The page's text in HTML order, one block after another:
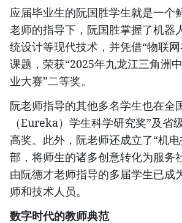
应届毕业生的阮国胜学生就是一个
老师的指导下，阮国胜掌握了机器
统设计等现代技术，并凭借“物联
课题，荣获“2025年九龙江三角洲
业大赛”二等奖。
阮老师指导的其他多名学生也在全
（Eureka）学生科学研究奖”及省
高奖。此外，阮老师还成立了“机
部，将师生的诸多创意转化为服务
由阮德才老师指导的多届学生已成
师和技术人员。
数字时代的教师典范